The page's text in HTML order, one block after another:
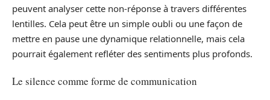
peuvent analyser cette non-réponse à travers différentes
lentilles. Cela peut être un simple oubli ou une façon de
mettre en pause une dynamique relationnelle, mais cela
pourrait également refléter des sentiments plus profonds.
Le silence comme forme de communication